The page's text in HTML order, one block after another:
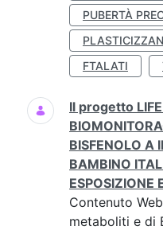
PUBERTÀ
FTALATI
Il progetto
BISFENOLO A
BAMBINO
ESPOSIZIONE
Contenuto Web
metaboliti e di